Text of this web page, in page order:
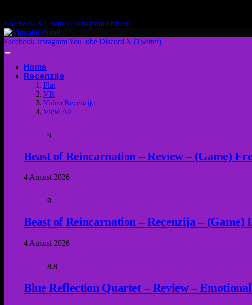
Facebook X (Twitter) Instagram Discord
Facebook InstagramYouTube Discord X (Twitter)
Home
Recenzije
Flat
VR
Video Recenzije
View All
9
Beast of Reincarnation – Review – (Game)
4 August 2026
9
Beast of Reincarnation – Recenzija – (Game)
4 August 2026
8.8
Blue Reflection Quartet – Review –